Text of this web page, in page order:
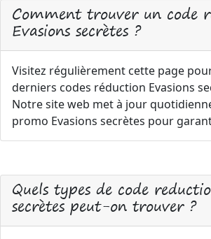
Comment trouver un code
Evasions secrètes ?
Visitez régulièrement cette page
derniers codes réduction Evasions
Notre site web met à jour
promo Evasions secrètes pour
Quels types de code
secrètes peut-on trouver ?